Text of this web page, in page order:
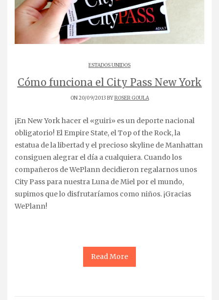
ESTADOS UNIDOS
Cómo funciona el City Pass New York
ON 20/09/2013 BYROSER GOULA
¡En New York hacer el «guiri» es un deporte nacional
obligatorio! El Empire State, el Top of the Rock, la
estatua de la libertad y el precioso skyline de Manhattan
consiguen alegrar el día a cualquiera. Cuando los
compañeros de WePlann decidieron regalarnos unos
City Pass para nuestra Luna de Miel por el mundo,
supimos que lo disfrutaríamos como niños. ¡Gracias
WePlann!
Read More